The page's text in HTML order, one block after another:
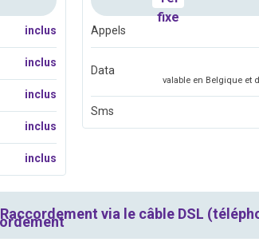
inclus
inclus
inclus
inclus
inclus
Appels
Data
valable en Belgique et
Sms
Raccordement via le câble DSL